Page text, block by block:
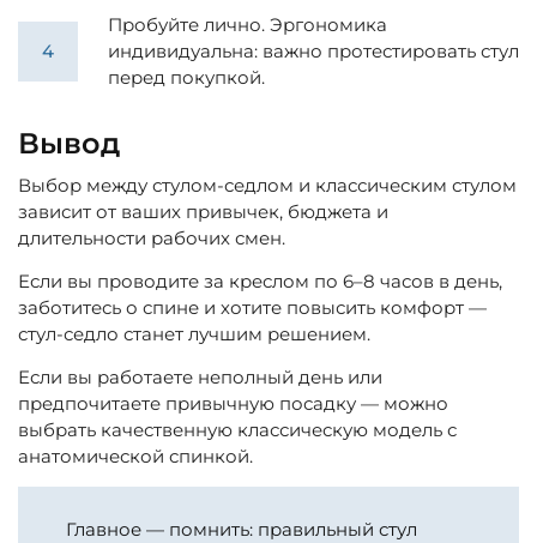
Пробуйте лично. Эргономика
индивидуальна: важно протестировать стул
перед покупкой.
Вывод
Выбор между стулом-седлом и классическим стулом
зависит от ваших привычек, бюджета и
длительности рабочих смен.
Если вы проводите за креслом по 6–8 часов в день,
заботитесь о спине и хотите повысить комфорт —
стул-седло станет лучшим решением.
Если вы работаете неполный день или
предпочитаете привычную посадку — можно
выбрать качественную классическую модель с
анатомической спинкой.
Главное — помнить: правильный стул